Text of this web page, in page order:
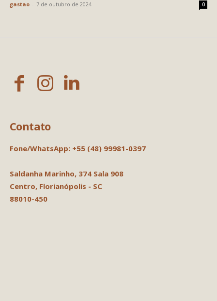
gastao 7 de outubro de 2024 0
Contato
Fone/WhatsApp: +55 (48) 99981-0397
Saldanha Marinho, 374 Sala 908
Centro, Florianópolis - SC
88010-450